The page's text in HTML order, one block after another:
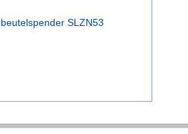
SLZN53